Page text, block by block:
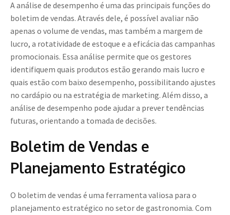
A análise de desempenho é uma das principais funções do
boletim de vendas. Através dele, é possível avaliar não
apenas o volume de vendas, mas também a margem de
lucro, a rotatividade de estoque e a eficácia das campanhas
promocionais. Essa análise permite que os gestores
identifiquem quais produtos estão gerando mais lucro e
quais estão com baixo desempenho, possibilitando ajustes
no cardápio ou na estratégia de marketing. Além disso, a
análise de desempenho pode ajudar a prever tendências
futuras, orientando a tomada de decisões.
Boletim de Vendas e
Planejamento Estratégico
O boletim de vendas é uma ferramenta valiosa para o
planejamento estratégico no setor de gastronomia. Com